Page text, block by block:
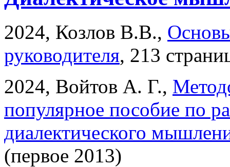
2024, Козлов В.В.,
руководителя, 213
2024, Войтов А. Г.,
популярное пособие по
диалектического
(первое 2013)